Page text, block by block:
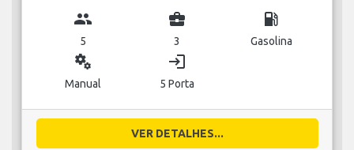
group
5
business_center
3
local_gas_station
Gasolina
miscellaneous_services
Manual
login
5 Porta
VER DETALHES...